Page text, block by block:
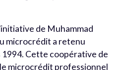
de Muhammad
microcrédit a retenu
1994. Cette coopérative de
microcrédit professionnel